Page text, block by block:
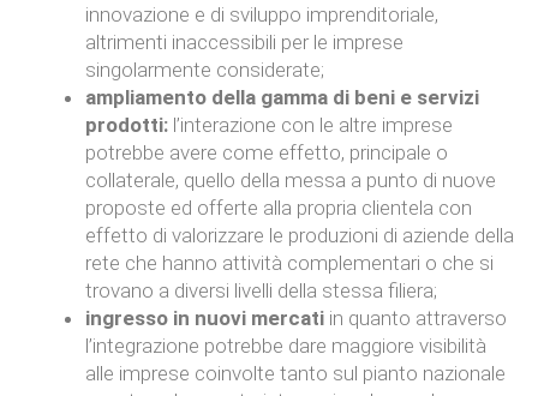
innovazione e di sviluppo imprenditoriale,
altrimenti inaccessibili per le imprese
singolarmente considerate;
ampliamento della gamma di beni e servizi
prodotti: l’interazione con le altre imprese
potrebbe avere come effetto, principale o
collaterale, quello della messa a punto di nuove
proposte ed offerte alla propria clientela con
effetto di valorizzare le produzioni di aziende della
rete che hanno attività complementari o che si
trovano a diversi livelli della stessa filiera;
ingresso in nuovi mercati in quanto attraverso
l’integrazione potrebbe dare maggiore visibilità
alle imprese coinvolte tanto sul pianto nazionale